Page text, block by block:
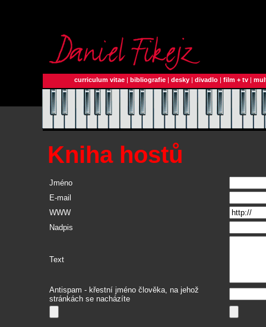
curriculum vitae | bibliografie | desky | divadlo | film + tv |
Kniha hostů
Jméno
E-mail
WWW
Nadpis
Text
Antispam - křestní jméno člověka, na jehož
stránkách se nacházíte